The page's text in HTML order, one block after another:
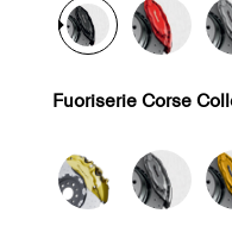
Fuoriserie Corse